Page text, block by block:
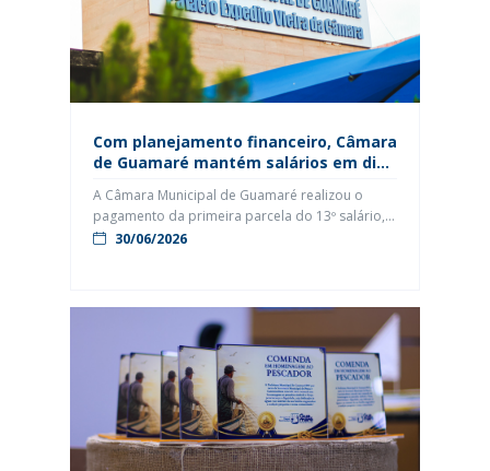
Com planejamento financeiro, Câmara
de Guamaré mantém salários em dia
A Câmara Municipal de Guamaré realizou o
pagamento da primeira parcela do 13º salário,
correspondente a 50% do benefício, aos
salarial dos servidores contratados. A medida
segue as diretrizes da Resolução nº 001, de 25
30/06/2026